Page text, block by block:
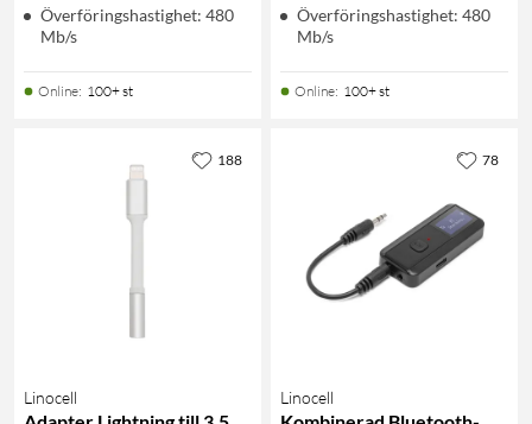
Överföringshastighet: 480
Mb/s
Online: 100+ st
Överföringshastighet: 480
Mb/s
Online: 100+ st
Linocell
188
Linocell
78